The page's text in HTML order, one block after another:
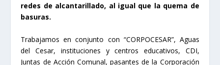
redes de alcantarillado, al igual que la quema de
basuras.
Trabajamos en conjunto con “CORPOCESAR”, Aguas
del Cesar, instituciones y centros educativos, CDI,
Juntas de Acción Comunal, pasantes de la Corporación